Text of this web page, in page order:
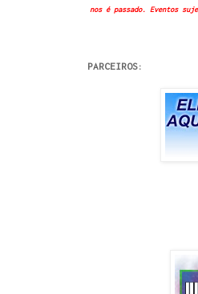
nos é passado. Eventos
PARCEIROS: